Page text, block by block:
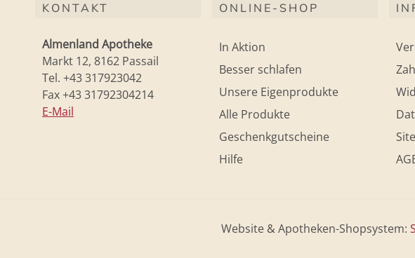
KONTAKT
Almenland Apotheke
Markt 12, 8162 Passail
Tel. +43 317923042
Fax +43 31792304214
E-Mail
ONLINE-SHOP
In Aktion
Besser schlafen
Unsere Eigenprodukte
Alle Produkte
Geschenkgutscheine
Hilfe
Website & Apotheken-Shopsystem: